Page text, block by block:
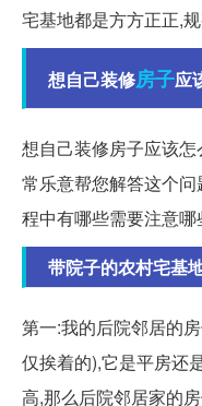
宅基地都是方方正正,
想自己装修房子应
想自己装修房子应该
常乐意帮您解答这个
程中有哪些需要注意哪
带院子的农村宅基
第一:我的后院邻居的
仅挨着的),它是平房还
高,那么后院邻居家的